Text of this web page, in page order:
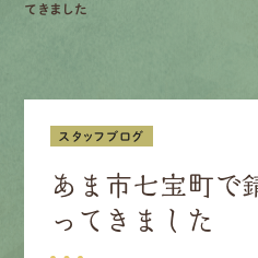
会社案内
採用情報
てきました
スタッフブログ
あま市七宝町で
ってきました